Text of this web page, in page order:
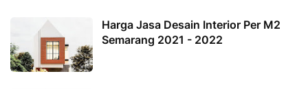
Harga Jasa Desain Interior Per M2
Semarang 2021 - 2022